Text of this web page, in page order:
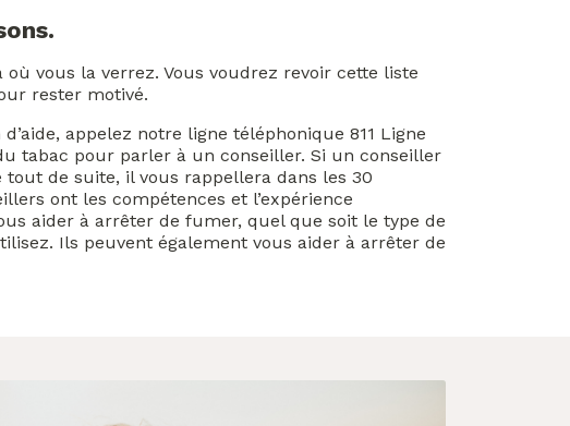
où vous la verrez. Vous voudrez revoir cette liste
rester motivé.
appelez notre ligne téléphonique 811 Ligne
du tabac pour parler à un conseiller. Si un conseiller
tout de suite, il vous rappellera dans les 30
ont les compétences et l’expérience
aider à arrêter de fumer, quel que soit le type de
Ils peuvent également vous aider à arrêter de